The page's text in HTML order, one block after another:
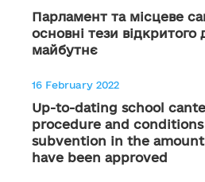
Парламент та місцеве
основні тези відкритого
майбутнє
16 February 2022
Up-to-dating school
procedure and
subvention in the amount
have been approved